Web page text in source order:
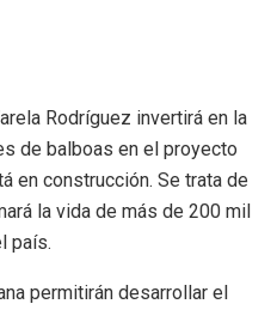
Rodríguez invertirá en la
de balboas en el proyecto
en construcción. Se trata de
la vida de más de 200 mil
país.
permitirán desarrollar el